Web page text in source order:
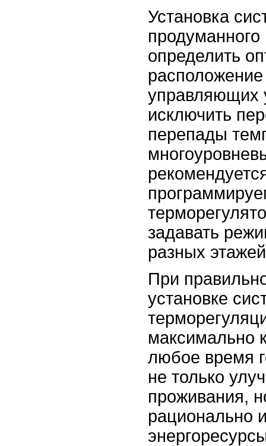
Установка
определить
расположение
управляющих
исключить
перепады
задавать
разных
При
установке
максимально
любое время
не только
проживания,
рационально